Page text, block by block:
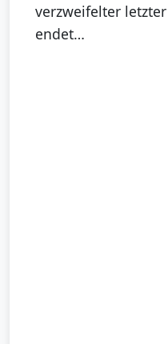
verzweifelter
endet…